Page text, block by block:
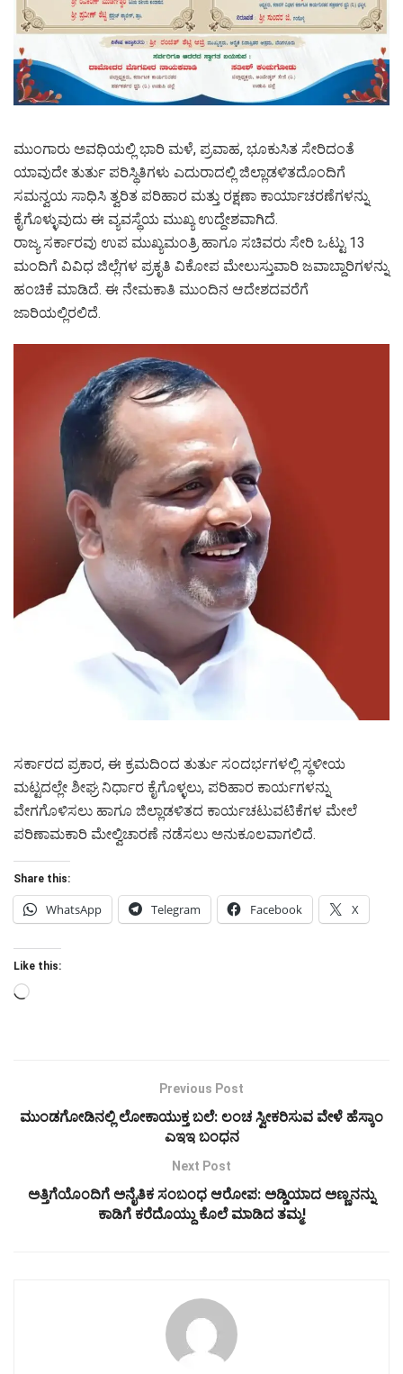
ಮುಂಗಾರು ಅವಧಿಯಲ್ಲಿ ಭಾರಿ ಮಳೆ, ಪ್ರವಾಹ, ಭೂಕುಸಿತ ಸೇರಿದಂತೆ
ಯಾವುದೇ ತುರ್ತು ಪರಿಸ್ಥಿತಿಗಳು ಎದುರಾದಲ್ಲಿ ಜಿಲ್ಲಾಡಳಿತದೊಂದಿಗೆ
ಸಮನ್ವಯ ಸಾಧಿಸಿ ತ್ವರಿತ ಪರಿಹಾರ ಮತ್ತು ರಕ್ಷಣಾ ಕಾರ್ಯಾಚರಣೆಗಳನ್ನು
ಕೈಗೊಳ್ಳುವುದು ಈ ವ್ಯವಸ್ಥೆಯ ಮುಖ್ಯ ಉದ್ದೇಶವಾಗಿದೆ.
ರಾಜ್ಯ ಸರ್ಕಾರವು ಉಪ ಮುಖ್ಯಮಂತ್ರಿ ಹಾಗೂ ಸಚಿವರು ಸೇರಿ ಒಟ್ಟು 13
ಮಂದಿಗೆ ವಿವಿಧ ಜಿಲ್ಲೆಗಳ ಪ್ರಕೃತಿ ವಿಕೋಪ ಮೇಲುಸ್ತುವಾರಿ ಜವಾಬ್ದಾರಿಗಳನ್ನು
ಹಂಚಿಕೆ ಮಾಡಿದೆ. ಈ ನೇಮಕಾತಿ ಮುಂದಿನ ಆದೇಶದವರೆಗೆ
ಜಾರಿಯಲ್ಲಿರಲಿದೆ.
ಸರ್ಕಾರದ ಪ್ರಕಾರ, ಈ ಕ್ರಮದಿಂದ ತುರ್ತು ಸಂದರ್ಭಗಳಲ್ಲಿ ಸ್ಥಳೀಯ
ಮಟ್ಟದಲ್ಲೇ ಶೀಘ್ರ ನಿರ್ಧಾರ ಕೈಗೊಳ್ಳಲು, ಪರಿಹಾರ ಕಾರ್ಯಗಳನ್ನು
ವೇಗಗೊಳಿಸಲು ಹಾಗೂ ಜಿಲ್ಲಾಡಳಿತದ ಕಾರ್ಯಚಟುವಟಿಕೆಗಳ ಮೇಲೆ
ಪರಿಣಾಮಕಾರಿ ಮೇಲ್ವಿಚಾರಣೆ ನಡೆಸಲು ಅನುಕೂಲವಾಗಲಿದೆ.
Share this:
WhatsApp Telegram Facebook X
Like this:
Loading…
Previous Post
ಮುಂಡಗೋಡಿನಲ್ಲಿ ಲೋಕಾಯುಕ್ತ ಬಲೆ: ಲಂಚ ಸ್ವೀಕರಿಸುವ ವೇಳೆ ಹೆಸ್ಕಾಂ
ಎಇಇ ಬಂಧನ
Next Post
ಅತ್ತಿಗೆಯೊಂದಿಗೆ ಅನೈತಿಕ ಸಂಬಂಧ ಆರೋಪ: ಅಡ್ಡಿಯಾದ ಅಣ್ಣನನ್ನು
ಕಾಡಿಗೆ ಕರೆದೊಯ್ದು ಕೊಲೆ ಮಾಡಿದ ತಮ್ಮ!